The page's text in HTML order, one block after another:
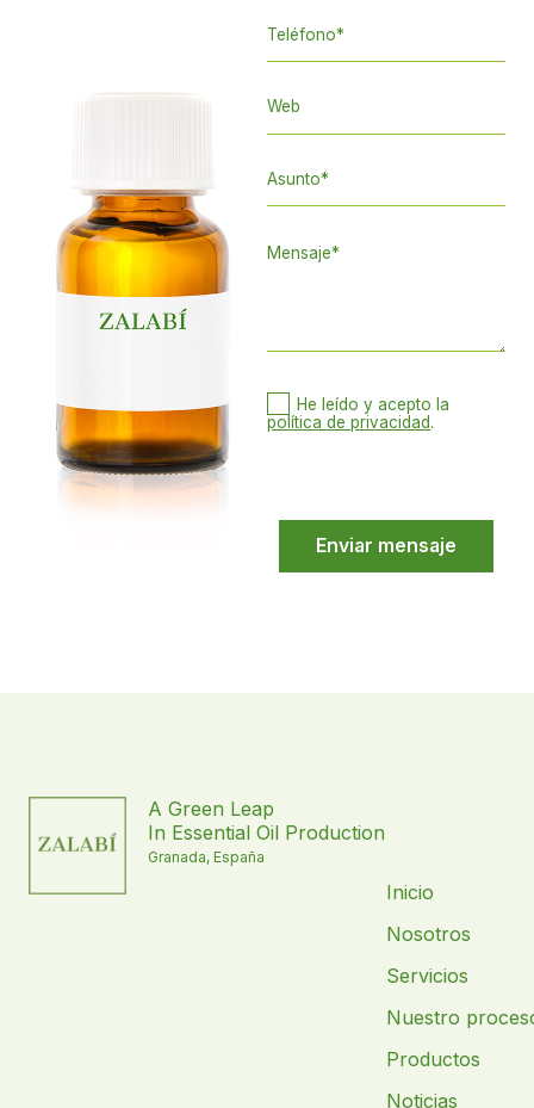
He leído y acepto la
política de privacidad.
A Green Leap
In Essential Oil Production
Granada, España
Inicio
Nosotros
Servicios
Nuestro
Productos
Noticias